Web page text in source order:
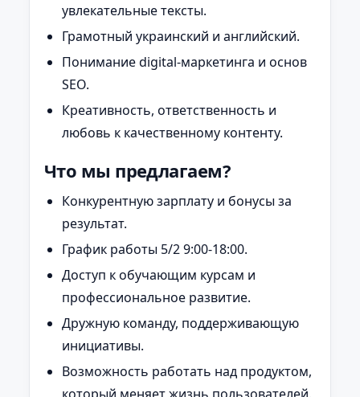
увлекательные тексты.
Грамотный украинский и английский.
Понимание digital-маркетинга и основ
SEO.
Креативность, ответственность и
любовь к качественному контенту.
Что мы предлагаем?
Конкурентную зарплату и бонусы за
результат.
График работы 5/2 9:00-18:00.
Доступ к обучающим курсам и
профессиональное развитие.
Дружную команду, поддерживающую
инициативы.
Возможность работать над продуктом,